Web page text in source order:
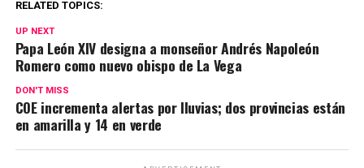
RELATED TOPICS:
UP NEXT
Papa León XIV designa a monseñor Andrés Napoleón
Romero como nuevo obispo de La Vega
DON'T MISS
COE incrementa alertas por lluvias; dos provincias están
en amarilla y 14 en verde